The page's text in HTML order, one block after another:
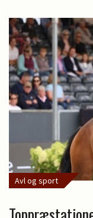
Avl og sport